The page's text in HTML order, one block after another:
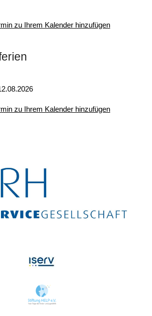
zu Ihrem Kalender hinzufügen
zu Ihrem Kalender hinzufügen